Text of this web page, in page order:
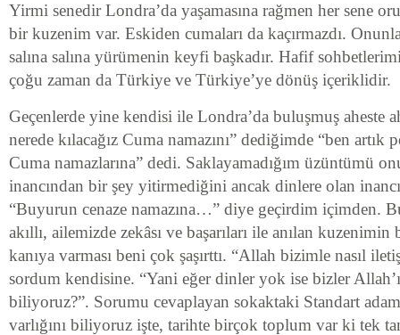
Yirmi senedir Londra’da yaşamasına rağmen her sene
bir kuzenim var. Eskiden cumaları da kaçırmazdı.
salına salına yürümenin keyfi başkadır. Hafif
çoğu zaman da Türkiye ve Türkiye’ye dönüş içeriklidir.
Geçenlerde yine kendisi ile Londra’da buluşmuş aheste
nerede kılacağız Cuma namazını” dediğimde “ben
Cuma namazlarına” dedi. Saklayamadığım üzüntümü
inancından bir şey yitirmediğini ancak dinlere olan
“Buyurun cenaze namazına…” diye geçirdim içimden.
akıllı, ailemizde zekâsı ve başarıları ile anılan
kanıya varması beni çok şaşırttı. “Allah bizimle nasıl
sordum kendisine. “Yani eğer dinler yok ise bizler
biliyoruz?”. Sorumu cevaplayan sokaktaki Standart
varlığını biliyoruz işte, tarihte birçok toplum var ki tek